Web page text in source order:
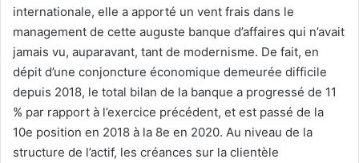
internationale, elle a apporté un vent frais dans le
management de cette auguste banque d’affaires qui n’avait
jamais vu, auparavant, tant de modernisme. De fait, en
dépit d’une conjoncture économique demeurée difficile
depuis 2018, le total bilan de la banque a progressé de 11
% par rapport à l’exercice précédent, et est passé de la
10e position en 2018 à la 8e en 2020. Au niveau de la
structure de l’actif, les créances sur la clientèle